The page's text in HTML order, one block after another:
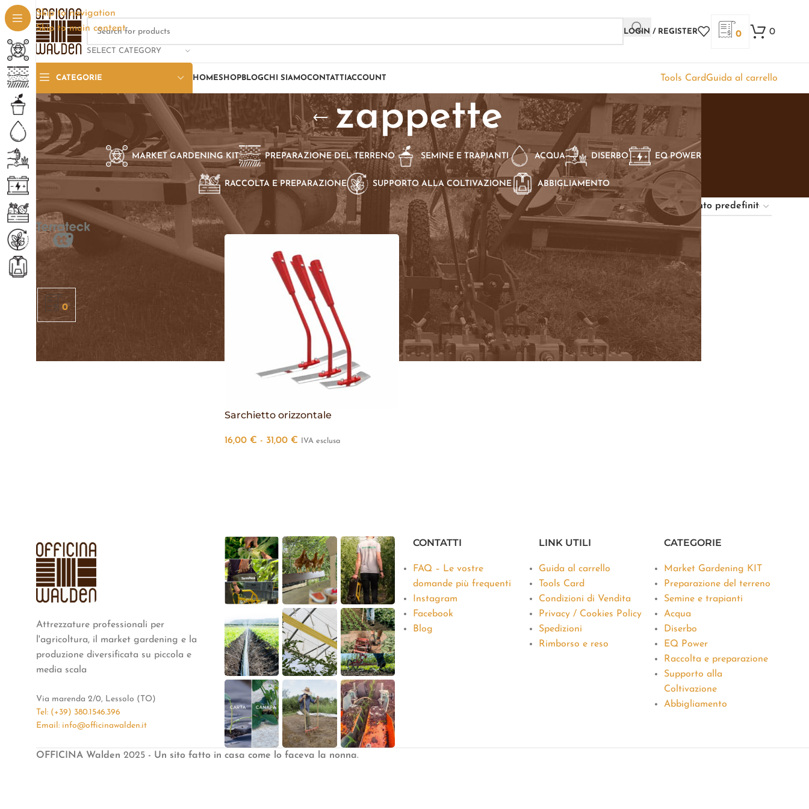
Skip to navigation
Skip to main content
SELECT CATEGORY
LOGIN / REGISTER 0 0
CATEGORIE HOMESHOP BLOGCHI SIAMOCONTATTI ACCOUNT Tools CardGuida al carrello
zappette
MARKET GARDENING KIT PREPARAZIONE DEL TERRENO SEMINE E TRAPIANTI ACQUA DISERBO EQ POWER
RACCOLTA E PREPARAZIONE SUPPORTO ALLA COLTIVAZIONE ABBIGLIAMENTO
SELEZIONE PER BRAND
Terrateck TT
0
Home Prodotti taggati “zappette” Show 18 24
Sarchietto orizzontale
16,00 € - 31,00 € IVA esclusa
Attrezzature professionali per
l'agricoltura, il market gardening e la
produzione diversificata su piccola e
media scala
Via marenda 2/0, Lessolo (TO)
Tel: (+39) 380.1546.396
Email: info@officinawalden.it
CONTATTI
FAQ – Le vostre
domande più frequenti
Instagram
Facebook
Blog
LINK UTILI
Guida al carrello
Tools Card
Condizioni di Vendita
Privacy / Cookies Policy
Spedizioni
Rimborso e reso
CATEGORIE
Market Gardening KIT
Preparazione del terreno
Semine e trapianti
Acqua
Diserbo
EQ Power
Raccolta e preparazione
Supporto alla
Coltivazione
Abbigliamento
OFFICINA Walden 2025 - Un sito fatto in casa come lo faceva la nonna.